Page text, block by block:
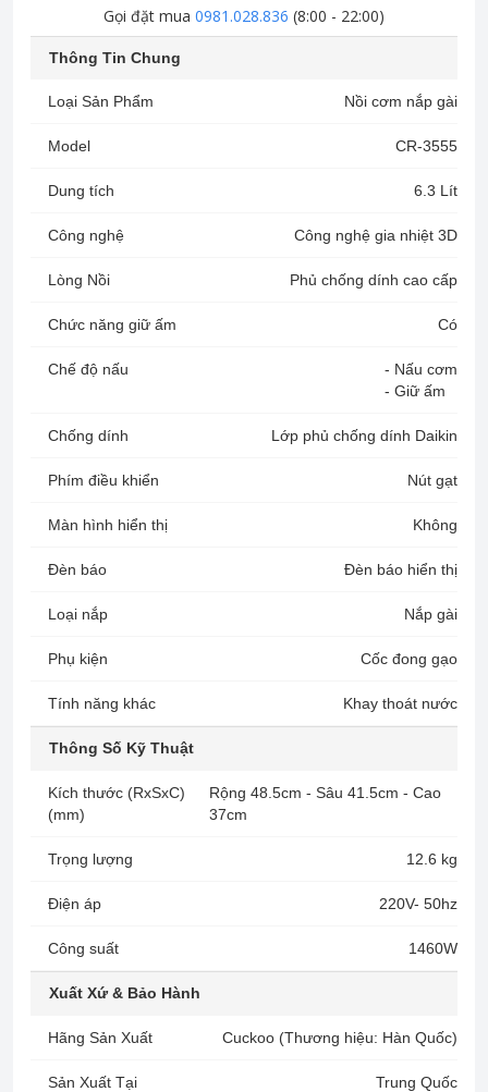
Gọi đặt mua 0981.028.836 (8:00 - 22:00)
Thông Tin Chung
Loại Sản Phẩm Nồi cơm nắp gài
Model CR-3555
Dung tích 6.3 Lít
Công nghệ Công nghệ gia nhiệt 3D
Lòng Nồi Phủ chống dính cao cấp
Chức năng giữ ấm Có
Chế độ nấu
- Nấu cơm
- Giữ ấm
Chống dính Lớp phủ chống dính Daikin
Phím điều khiển Nút gạt
Màn hình hiển thị Không
Đèn báo Đèn báo hiển thị
Loại nắp Nắp gài
Phụ kiện Cốc đong gạo
Tính năng khác Khay thoát nước
Thông Số Kỹ Thuật
Kích thước (RxSxC)
(mm)
Rộng 48.5cm - Sâu 41.5cm - Cao
37cm
Trọng lượng 12.6 kg
Điện áp 220V- 50hz
Công suất 1460W
Xuất Xứ & Bảo Hành
Hãng Sản Xuất Cuckoo (Thương hiệu: Hàn Quốc)
Sản Xuất Tại Trung Quốc